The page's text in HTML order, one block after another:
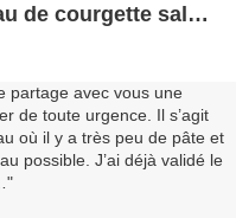
de courgette salé,
pâte et où le goût
sucrée avec le